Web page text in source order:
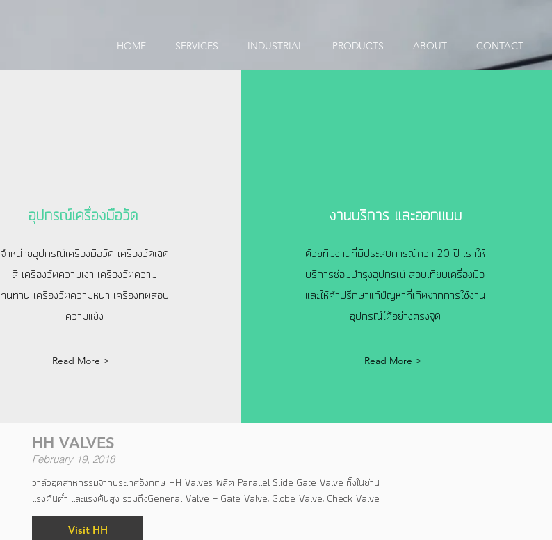
HOME SERVICES INDUSTRIAL PRODUCTS ABOUT CONTACT
อุปกรณ์เครื่องมือวัด
จำหน่ายอุปกรณ์เครื่องมือวัด เครื่องวัดเฉด
สี เครื่องวัดความเงา เครื่องวัดความ
ทนทาน เครื่องวัดความหนา เครื่องทดสอบ
ความแข็ง
Read More >
งานบริการ และออกแบบ
ด้วยทีมงานที่มีประสบการณ์กว่า 20 ปี เราให้
บริการซ่อมบำรุงอุปกรณ์ สอบเทียบเครื่องมือ
และให้คำปรึกษาแก้ปํญหาที่เกิดจากการใช้งาน
อุปกรณ์ได้อย่างตรงจุด
Read More >
HH VALVES
February 19, 2018
วาล์วอุตสาหกรรมจากประเทศอังกฤษ HH Valves ผลิต Parallel Slide Gate Valve ทั้งในย่าน
แรงดันต่ำ และแรงดันสูง รวมถึงGeneral Valve - Gate Valve, Globe Valve, Check Valve
Visit HH